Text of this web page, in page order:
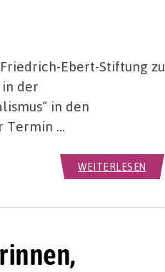
Ebert-Stiftung zu
der
in den
Termin …
WEITERLESEN